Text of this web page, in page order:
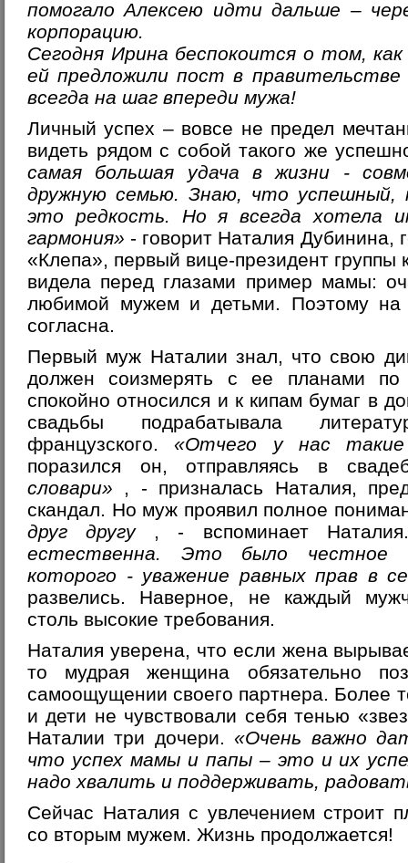
помогало Алексею идти дальше –
корпорацию.
Сегодня Ирина беспокоится о том,
ей предложили пост в
всегда на шаг впереди мужа!
Личный успех – вовсе не предел
видеть рядом с собой такого же
самая большая удача в жизни -
дружную семью. Знаю, что успешный,
это редкость. Но я всегда хотела
гармония» - говорит Наталия Дубинина,
«Клепа», первый вице-президент
видела перед глазами пример мамы:
любимой мужем и детьми. Поэтому
согласна.
Первый муж Наталии знал, что свою
должен соизмерять с ее планами
спокойно относился и к кипам бумаг в
свадьбы подрабатывала
французского.«Отчего у нас
поразился он, отправляясь в
словари» , - призналась Наталия,
скандал. Но муж проявил полное
друг другу , - вспоминает
естественна. Это было честное
которого - уважение равных прав в
развелись. Наверное, не каждый
столь высокие требования.
Наталия уверена, что если жена
то мудрая женщина обязательно
самоощущении своего партнера. Более
и дети не чувствовали себя тенью
Наталии три дочери.«Очень важно
что успех мамы и папы – это и их
надо хвалить и поддерживать,
Сейчас Наталия с увлечением строит
со вторым мужем. Жизнь продолжается!